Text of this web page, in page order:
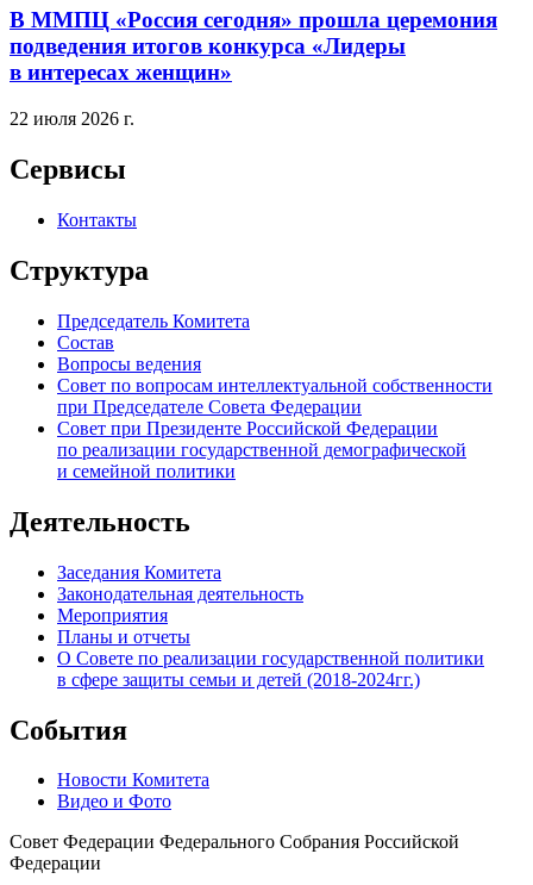
В ММПЦ «Россия сегодня» прошла церемония
подведения итогов конкурса «Лидеры
в интересах женщин»
22 июля 2026 г.
Сервисы
Контакты
Структура
Председатель Комитета
Состав
Вопросы ведения
Совет по вопросам интеллектуальной собственности
при Председателе Совета Федерации
Совет при Президенте Российской Федерации
по реализации государственной демографической
и семейной политики
Деятельность
Заседания Комитета
Законодательная деятельность
Мероприятия
Планы и отчеты
О Совете по реализации государственной политики
в сфере защиты семьи и детей (2018-2024гг.)
События
Новости Комитета
Видео и Фото
Совет Федерации Федерального Собрания Российской
Федерации